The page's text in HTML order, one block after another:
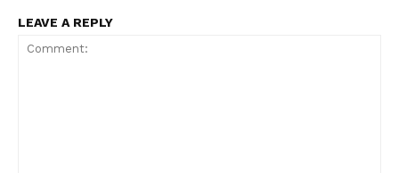
LEAVE A REPLY